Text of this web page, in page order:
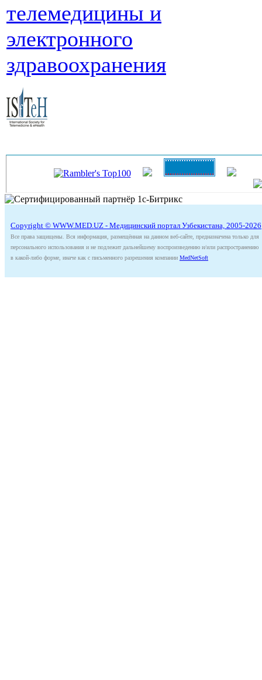
телемедицины и
электронного
здравоохранения
Copyright © WWW.MED.UZ - Медицинский портал Узбекистана, 2005-2026
Все права защищены. Вся информация, размещённая на данном веб-сайте, предназначена только для
персонального использования и не подлежит дальнейшему воспроизведению и/или распространению
в какой-либо форме, иначе как с письменного разрешения компании MedNetSoft